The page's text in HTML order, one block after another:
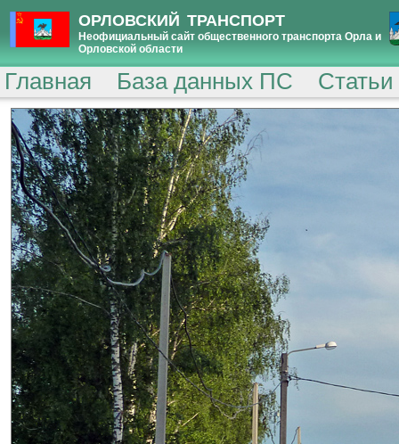
ОРЛОВСКИЙ ТРАНСПОРТ
Неофициальный сайт общественного транспорта Орла и
Орловской области
Главная База данных ПС